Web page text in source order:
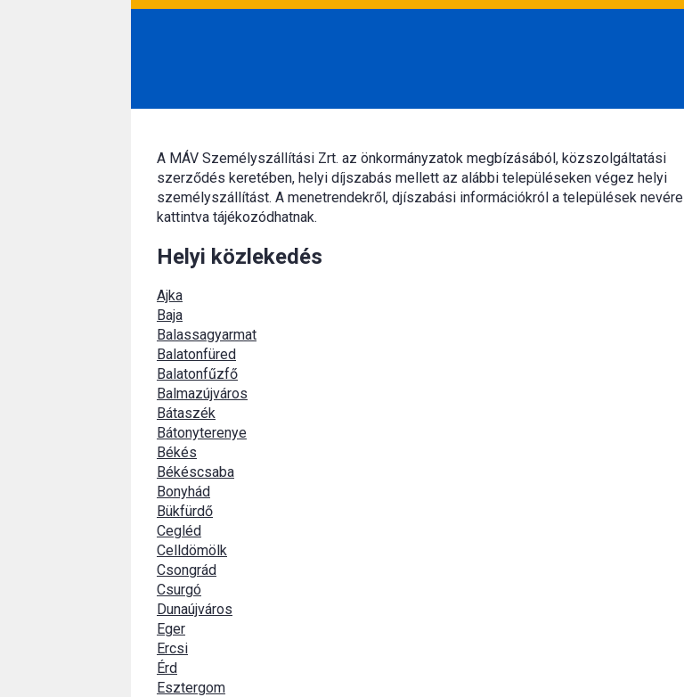
A MÁV Személyszállítási Zrt. az önkormányzatok megbízásából, közszolgáltatási
szerződés keretében, helyi díjszabás mellett az alábbi településeken végez helyi
személyszállítást. A menetrendekről, djíszabási információkról a települések nevére
kattintva tájékozódhatnak.
Helyi közlekedés
Ajka
Baja
Balassagyarmat
Balatonfüred
Balatonfűzfő
Balmazújváros
Bátaszék
Bátonyterenye
Békés
Békéscsaba
Bonyhád
Bükfürdő
Cegléd
Celldömölk
Csongrád
Csurgó
Dunaújváros
Eger
Ercsi
Érd
Esztergom